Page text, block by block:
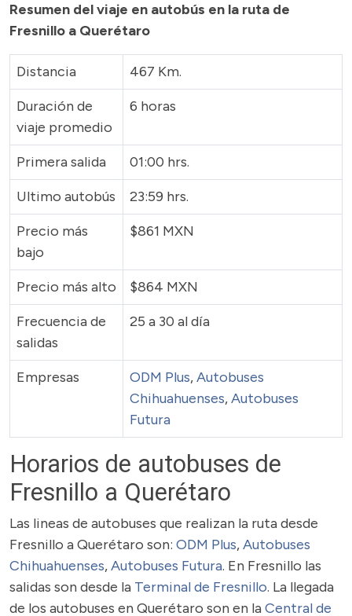
Resumen del viaje en autobús en la ruta de
Fresnillo a Querétaro
Distancia
467 Km.
Duración de
viaje promedio
6 horas
Primera salida
01:00 hrs.
Ultimo autobús
23:59 hrs.
Precio más
bajo
$861 MXN
Precio más alto
$864 MXN
Frecuencia de
salidas
25 a 30 al día
Empresas ODM Plus,Autobuses
Chihuahuenses,Autobuses
Futura
Horarios de autobuses de
Fresnillo a Querétaro
Las lineas de autobuses que realizan la ruta desde
Fresnillo a Querétaro son: ODM Plus,Autobuses
Chihuahuenses,Autobuses Futura. En Fresnillo las
salidas son desde la Terminal de Fresnillo. La llegada
de los autobuses en Querétaro son en laCentral de